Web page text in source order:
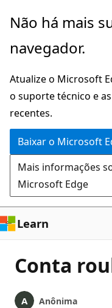
Pular
o
principal
Não há mais
navegador.
Atualize o Microsoft
o suporte técnico e
recentes.
Baixar o Microsoft
Mais informações
Microsoft Edge
Learn
Conta
Anônima